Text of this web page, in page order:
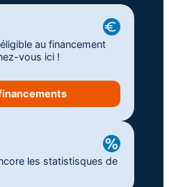
au financement
vous ici !
les statistisques de